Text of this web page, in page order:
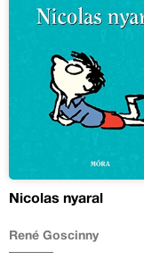
Nicolas nyaral
René Goscinny